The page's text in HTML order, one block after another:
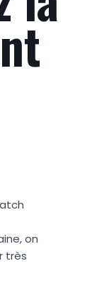
on
très